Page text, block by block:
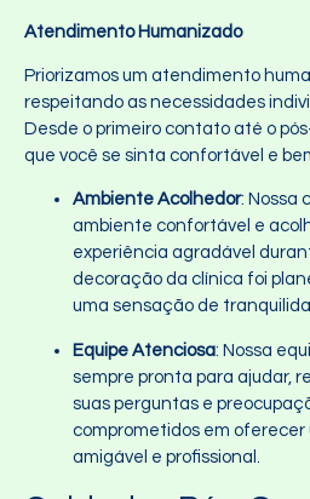
Atendimento Humanizado
Priorizamos um atendimento
respeitando as necessidades
Desde o primeiro contato até o
que você se sinta confortável e
Ambiente Acolhedor: Nossa
ambiente confortável e
experiência agradável
decoração da clínica foi
uma sensação de
Equipe Atenciosa: Nossa
sempre pronta para ajudar,
suas perguntas e
comprometidos em
amigável e profissional.